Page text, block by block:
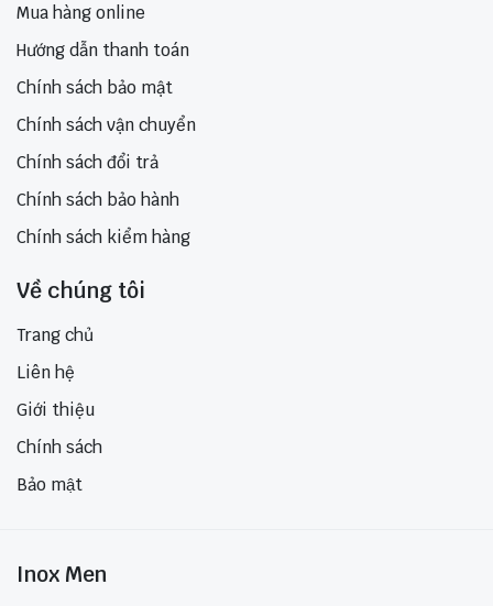
Mua hàng online
Hướng dẫn thanh toán
Chính sách bảo mật
Chính sách vận chuyển
Chính sách đổi trả
Chính sách bảo hành
Chính sách kiểm hàng
Về chúng tôi
Trang chủ
Liên hệ
Giới thiệu
Chính sách
Bảo mật
Inox Men